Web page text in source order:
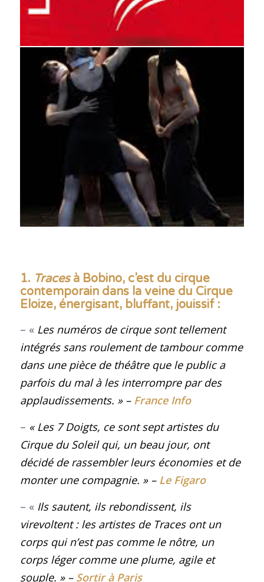
1. Tracesà Bobino, c’est du cirque
contemporain dans la veine du Cirque
Eloize, énergisant, bluffant, jouissif :
– « Les numéros de cirque sont tellement
intégrés sans roulement de tambour comme
dans une pièce de théâtre que le public a
parfois du mal à les interrompre par des
applaudissements. »– France Info
– « Les 7 Doigts, ce sont sept artistes du
Cirque du Soleil qui, un beau jour, ont
décidé de rassembler leurs économies et de
monter une compagnie. » – Le Figaro
– « Ils sautent, ils rebondissent, ils
virevoltent : les artistes de Tracesont un
corps qui n’est pas comme le nôtre, un
corps léger comme une plume, agile et
souple. » – Sortir à Paris